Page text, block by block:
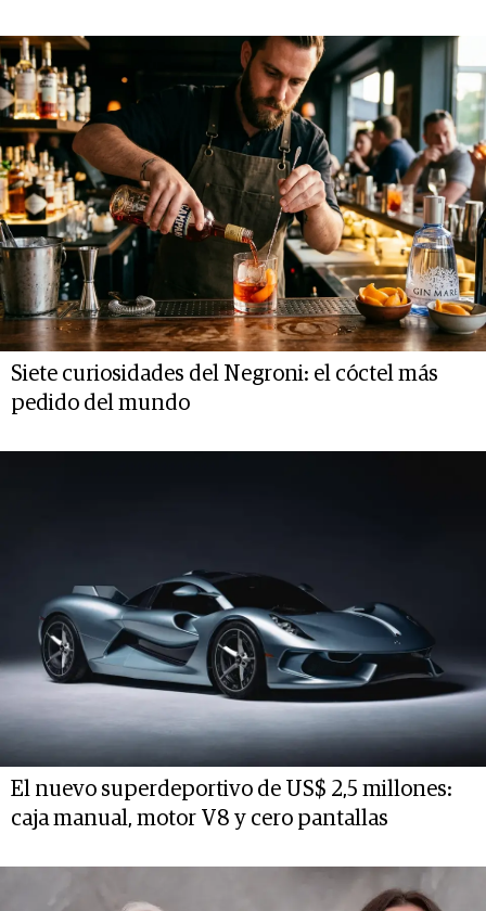
Siete curiosidades del Negroni: el cóctel más
pedido del mundo
El nuevo superdeportivo de US$ 2,5 millones:
caja manual, motor V8 y cero pantallas